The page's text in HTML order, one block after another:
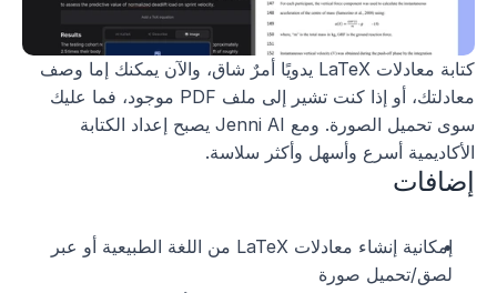
الأكاديمية أسرع وأسهل وأكثر سلاسة.
إضافات
لصق/تحميل صورة